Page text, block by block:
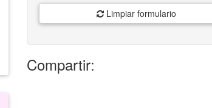
Limpiar formulario
Compartir: